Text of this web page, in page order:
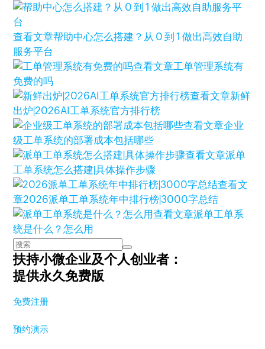
查看文章帮助中心怎么搭建？从 0 到 1 做出高效自助
服务平台
查看文章工单管理系统有
免费的吗
查看文章新鲜
出炉|2026AI工单系统官方排行榜
查看文章企业
级工单系统的部署成本包括哪些
查看文章派单
工单系统怎么搭建|具体操作步骤
查看文
章2026派单工单系统年中排行榜|3000字总结
查看文章派单工单系
统是什么？怎么用
扶持小微企业及个人创业者：
提供永久免费版
免费注册
预约演示